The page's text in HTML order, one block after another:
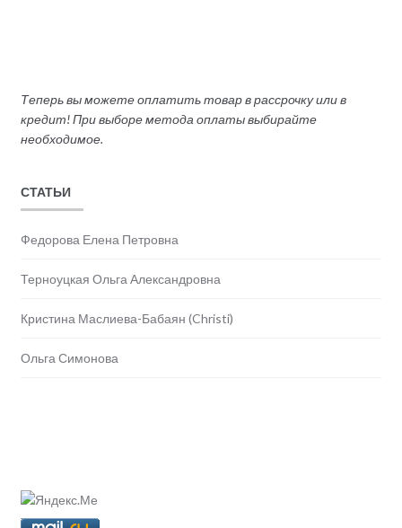
Теперь вы можете оплатить товар в рассрочку или в
кредит! При выборе метода оплаты выбирайте
необходимое.
СТАТЬИ
Федорова Елена Петровна
Терноуцкая Ольга Александровна
Кристина Маслиева-Бабаян (Christi)
Ольга Симонова